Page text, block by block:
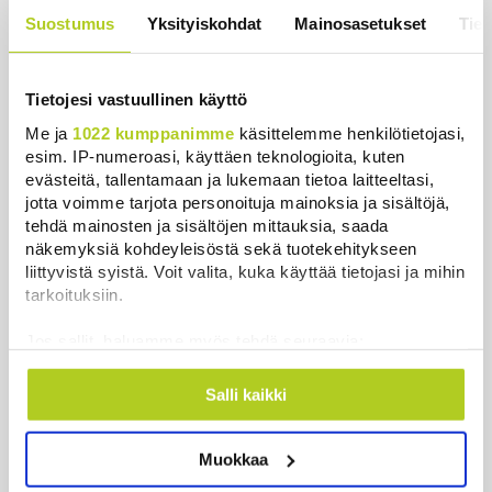
Suostumus Yksityiskohdat Mainosasetukset
Tietojesi vastuullinen käyttö
Me ja 1022 kumppanimme käsittelemme henkilötietojasi,
esim. IP-numeroasi, käyttäen teknologioita, kuten
evästeitä, tallentamaan ja lukemaan tietoa laitteeltasi,
jotta voimme tarjota personoituja mainoksia ja sisältöjä,
tehdä mainosten ja sisältöjen mittauksia, saada
näkemyksiä kohdeyleisöstä sekä tuotekehitykseen
liittyvistä syistä. Voit valita, kuka käyttää tietojasi ja mihin
tarkoituksiin.
Kerätä tietoja maantieteellisestä sijainnistasi,
mahdollisesti muutaman metrin tarkkuudella
ominaispiirteitä aktiivisesti (sormenjäljen
Lue lisää siitä, miten henkilötietojasi käsitellään ja miten
Salli kaikki
Muokkaa
Uutiset
Uusimmat Luetuimmat